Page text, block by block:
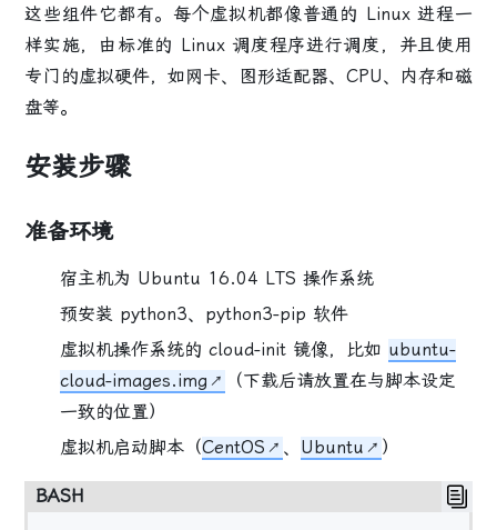
这些组件它都有。每个虚拟机都像普通的 Linux 进程一
样实施，由标准的 Linux 调度程序进行调度，并且使用
专门的虚拟硬件，如网卡、图形适配器、CPU、内存和磁
盘等。
安装步骤
准备环境
宿主机为 Ubuntu 16.04 LTS 操作系统
预安装 python3、python3-pip 软件
虚拟机操作系统的 cloud-init 镜像，比如 ubuntu-
cloud-images.img
（下载后请放置在与脚本设定
一致的位置）
虚拟机启动脚本（CentOS 、 Ubuntu ）
BASH